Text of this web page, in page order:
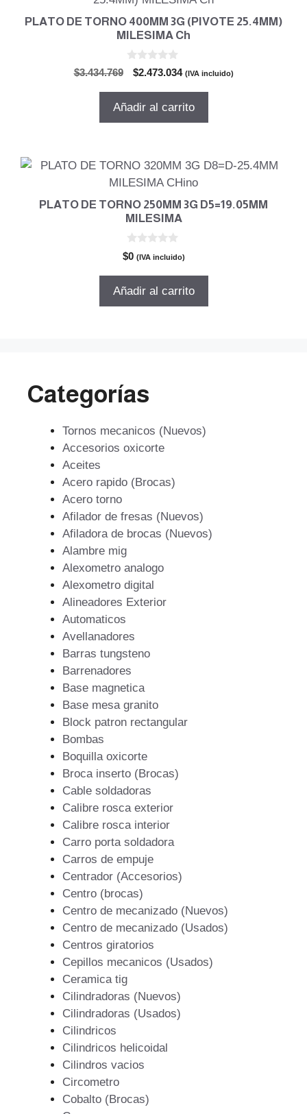
PLATO DE TORNO 400MM 3G (PIVOTE 25.4MM)
MILESIMA Ch
$3.434.769
El
original
$2.473.034El
actual
(IVA incluido)
Añadir al carrito
PLATO DE TORNO 250MM 3G D5=19.05MM
MILESIMA
0
d
$0 (IVA incluido)
Añadir al carrito
Categorías
Tornos mecanicos (Nuevos)
Accesorios oxicorte
Aceites
Acero rapido (Brocas)
Acero torno
Afilador de fresas (Nuevos)
Afiladora de brocas (Nuevos)
Alambre mig
Alexometro analogo
Alexometro digital
Alineadores Exterior
Automaticos
Avellanadores
Barras tungsteno
Barrenadores
Base magnetica
Base mesa granito
Block patron rectangular
Bombas
Boquilla oxicorte
Broca inserto (Brocas)
Cable soldadoras
Calibre rosca exterior
Calibre rosca interior
Carro porta soldadora
Carros de empuje
Centrador (Accesorios)
Centro (brocas)
Centro de mecanizado (Nuevos)
Centro de mecanizado (Usados)
Centros giratorios
Cepillos mecanicos (Usados)
Ceramica tig
Cilindradoras (Nuevos)
Cilindradoras (Usados)
Cilindricos
Cilindricos helicoidal
Cilindros vacios
Circometro
Cobalto (Brocas)